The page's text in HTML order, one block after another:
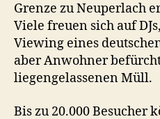
Grenze zu Neuperlach
Viele freuen sich auf
Viewing eines
aber Anwohner
liegengelassenen Müll.
Bis zu 20.000 Besucher